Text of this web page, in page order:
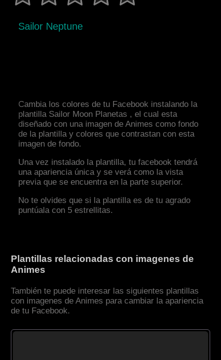
Sailor Neptune
Cambia los colores de tu Facebook instalando la
plantilla Sailor Moon Planetas , el cual esta
diseñado con una imagen de Animes como fondo
de la plantilla y colores que contrastan con esta
imagen de fondo.
Una vez instalado la plantilla, tu facebook tendrá
una apariencia única y se verá como la vista
previa que se encuentra en la parte superior.
No te olvides que si la plantilla es de tu agrado
puntúala con 5 estrellitas.
Plantillas relacionadas con imagenes de
Animes
También te puede interesar las siguientes plantillas
con imagenes de Animes para cambiar la apariencia
de tu Facebook.